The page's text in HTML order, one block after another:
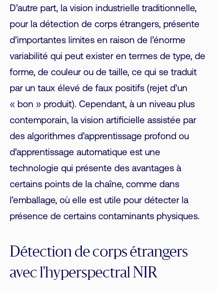
D’autre part, la vision industrielle traditionnelle,
pour la détection de corps étrangers, présente
d’importantes limites en raison de l’énorme
variabilité qui peut exister en termes de type, de
forme, de couleur ou de taille, ce qui se traduit
par un taux élevé de faux positifs (rejet d’un
« bon » produit). Cependant, à un niveau plus
contemporain, la vision artificielle assistée par
des algorithmes d’apprentissage profond ou
d’apprentissage automatique est une
technologie qui présente des avantages à
certains points de la chaîne, comme dans
l’emballage, où elle est utile pour détecter la
présence de certains contaminants physiques.
Détection de corps étrangers
avec l'hyperspectral NIR